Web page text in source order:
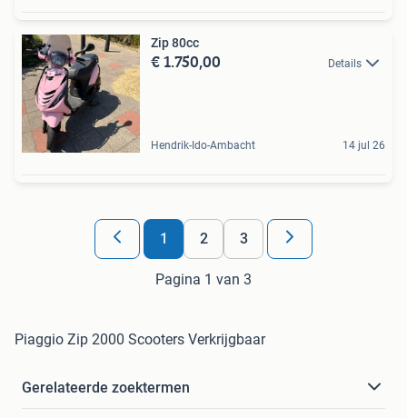
Zip 80cc
€ 1.750,00 Details
Hendrik-Ido-Ambacht 14 jul 26
1 2 3
Pagina 1 van 3
Piaggio Zip 2000 Scooters Verkrijgbaar
Gerelateerde zoektermen